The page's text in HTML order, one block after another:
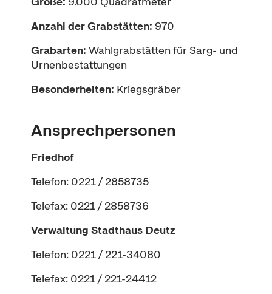
Anzahl der Grabstätten: 970
Grabarten: Wahlgrabstätten für Sarg- und
Urnenbestattungen
Besonderheiten: Kriegsgräber
Ansprechpersonen
Friedhof
Telefon: 0221 / 2858735
Telefax: 0221 / 2858736
Verwaltung Stadthaus Deutz
Telefon: 0221 / 221-34080
Telefax: 0221 / 221-24412